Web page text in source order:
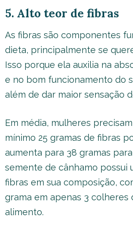
5. Alto teor de fibras
As fibras são componentes
dieta, principalmente se
Isso porque ela auxilia na
e no bom funcionamento do
além de dar maior sensação
Em média, mulheres
mínimo 25 gramas de fibras
aumenta para 38 gramas
semente de cânhamo possui
fibras em sua composição,
grama em apenas 3 colheres
alimento.